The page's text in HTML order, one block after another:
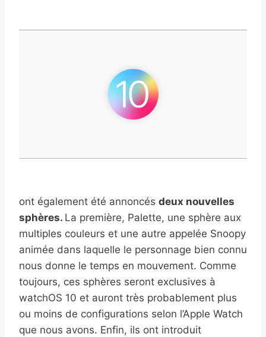
ont également été annoncés deux nouvelles
sphères. La première, Palette, une sphère aux
multiples couleurs et une autre appelée Snoopy
animée dans laquelle le personnage bien connu
nous donne le temps en mouvement. Comme
toujours, ces sphères seront exclusives à
watchOS 10 et auront très probablement plus
ou moins de configurations selon l’Apple Watch
que nous avons. Enfin, ils ont introduit